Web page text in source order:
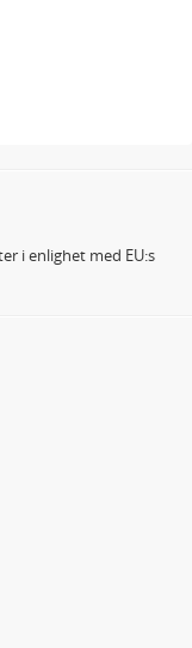
i enlighet med EU:s